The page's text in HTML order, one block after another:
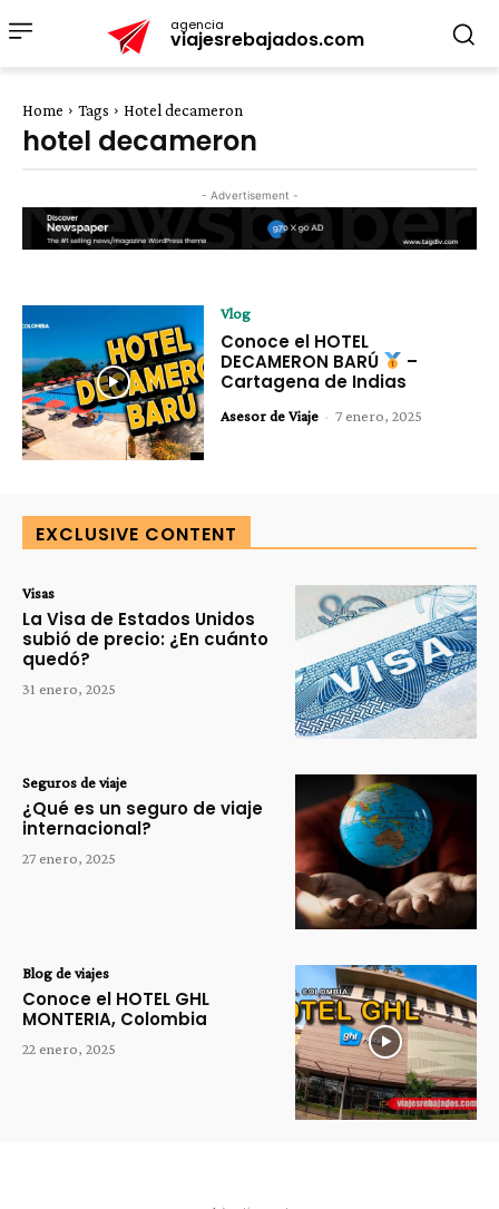
agencia
viajesrebajados.com
Home Tags Hotel decameron
hotel decameron
- Advertisement -
Vlog
Conoce el HOTEL
DECAMERON BARÚ
–
Cartagena de Indias
Asesor de Viaje - 7 enero, 2025
EXCLUSIVE CONTENT
Visas
La Visa de Estados Unidos
subió de precio: ¿En cuánto
quedó?
31 enero, 2025
Seguros de viaje
¿Qué es un seguro de viaje
internacional?
27 enero, 2025
Blog de viajes
Conoce el HOTEL GHL
MONTERIA, Colombia
22 enero, 2025